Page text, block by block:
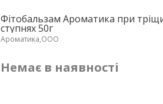
Фітобальзам Ароматика при
ступнях 50г
Ароматика,ООО
Немає в наявності